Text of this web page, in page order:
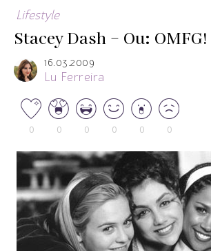
Lifestyle
Stacey Dash – Ou: OMFG!
16.03.2009
Lu Ferreira
0 0 0 0 0 0